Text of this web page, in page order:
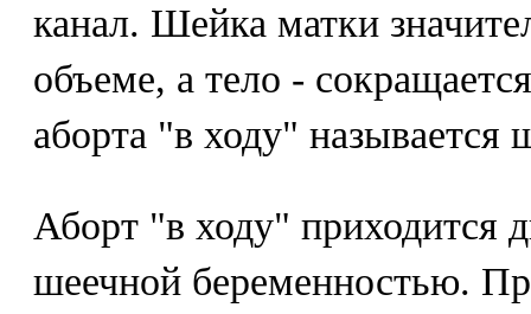
канал. Шейка матки
объеме, а тело -
аборта "в ходу"
Аборт "в ходу" приходится
шеечной беременностью.